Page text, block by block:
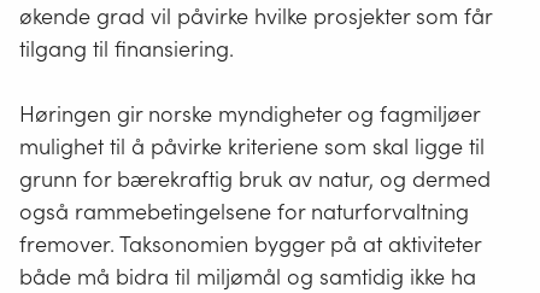
økende grad vil påvirke hvilke prosjekter som får
tilgang til finansiering.
Høringen gir norske myndigheter og fagmiljøer
mulighet til å påvirke kriteriene som skal ligge til
grunn for bærekraftig bruk av natur, og dermed
også rammebetingelsene for naturforvaltning
fremover. Taksonomien bygger på at aktiviteter
både må bidra til miljømål og samtidig ikke ha